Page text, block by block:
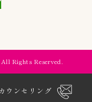
ウンセリング
All Rights Reserved.